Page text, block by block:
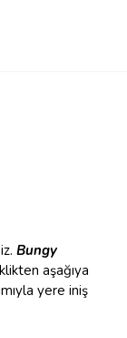
Bungy
aşağıya
yere iniş